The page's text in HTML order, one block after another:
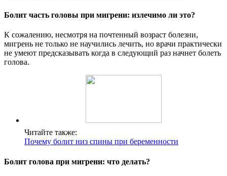
Болит часть головы при мигрени: излечимо ли это?
К сожалению, несмотря на почтенный возраст болезни,
мигрень не только не научились лечить, но врачи практически
не умеют предсказывать когда в следующий раз начнет болеть
голова.
Читайте также:
Почему болит низ спины при беременности
Болит голова при мигрени: что делать?